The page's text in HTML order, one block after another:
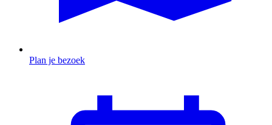
Plan je bezoek